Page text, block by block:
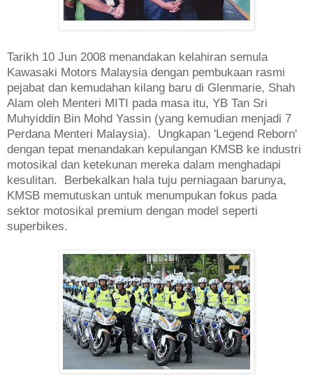
Tarikh 10 Jun 2008 menandakan kelahiran semula
Kawasaki Motors Malaysia dengan pembukaan rasmi
pejabat dan kemudahan kilang baru di Glenmarie, Shah
Alam oleh Menteri MITI pada masa itu, YB Tan Sri
Muhyiddin Bin Mohd Yassin (yang kemudian menjadi 7
Perdana Menteri Malaysia). Ungkapan 'Legend Reborn'
dengan tepat menandakan kepulangan KMSB ke industri
motosikal dan ketekunan mereka dalam menghadapi
kesulitan. Berbekalkan hala tuju perniagaan barunya,
KMSB memutuskan untuk menumpukan fokus pada
sektor motosikal premium dengan model seperti
superbikes.